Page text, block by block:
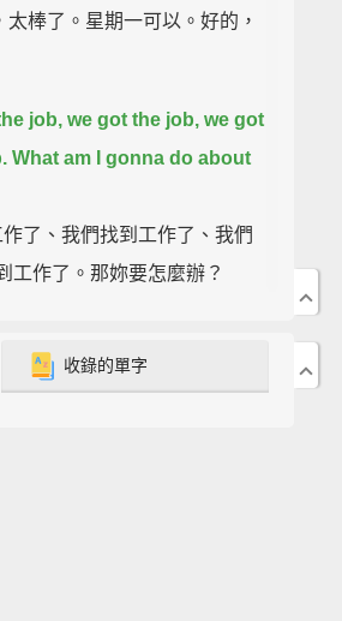
棒了。星期一可以。好的，
job, we got the job, we got
What am I gonna do about
了、我們找到工作了、我們
工作了。那妳要怎麼辦？
收錄的單字